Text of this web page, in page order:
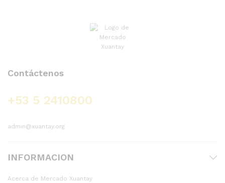
Contáctenos
+53 5 2410800
admin@xuantay.org
INFORMACION
Acerca de Mercado Xuantay